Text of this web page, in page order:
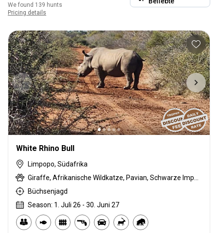
We found 139 hunts
Pricing details
White Rhino Bull
Limpopo, Südafrika
Büchsenjagd
Season: 1. Juli 26 - 30. Juni 27